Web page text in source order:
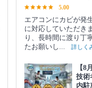
5.00
エアコンにカビが発
に対応していただき
り、長時間に渡り丁
たお願いし...
詳しく
【8
技術
内駐